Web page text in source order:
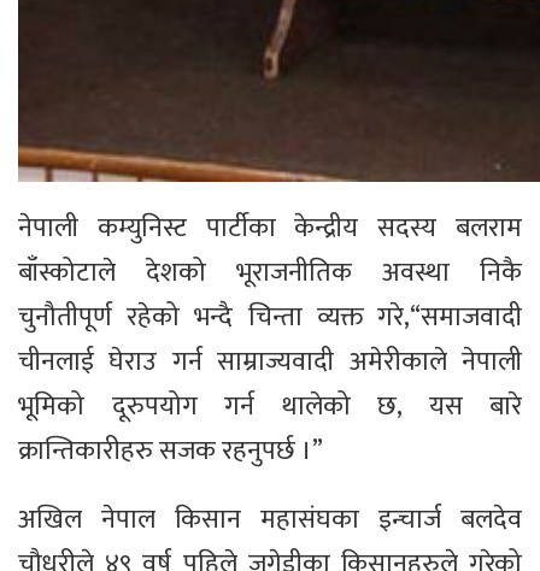
नेपाली कम्युनिस्ट पार्टीका केन्द्रीय सदस्य बलराम
बाँस्कोटाले देशको भूराजनीतिक अवस्था निकै
चुनौतीपूर्ण रहेको भन्दै चिन्ता व्यक्त गरे,“समाजवादी
चीनलाई घेराउ गर्न साम्राज्यवादी अमेरीकाले नेपाली
भूमिको दूरुपयोग गर्न थालेको छ, यस बारे
क्रान्तिकारीहरु सजक रहनुपर्छ ।”
अखिल नेपाल किसान महासंघका इन्चार्ज बलदेव